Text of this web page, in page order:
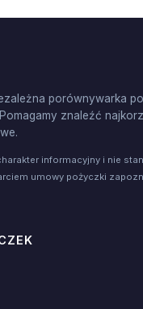
porównywarka
znaleźć
informacyjny i nie
umowy pożyczki